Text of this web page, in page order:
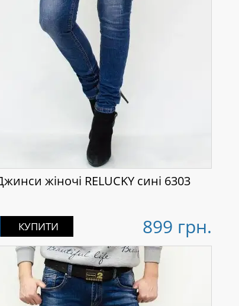
жіночі RELUCKY сині 6303
899 грн.